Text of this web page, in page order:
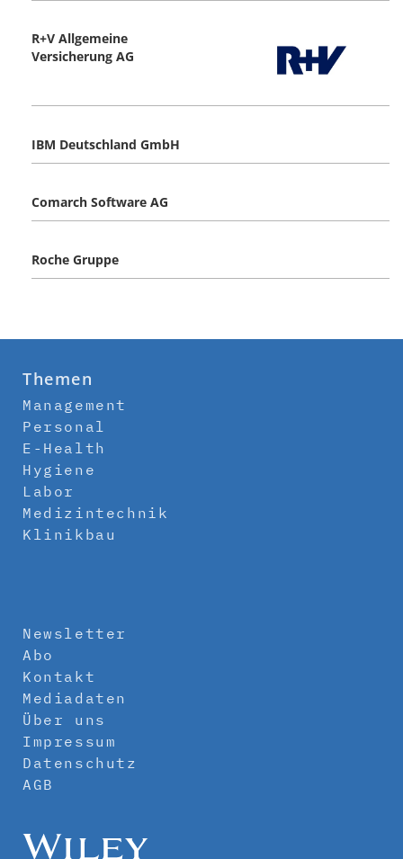
R+V Allgemeine
Versicherung AG
IBM Deutschland GmbH
Comarch Software AG
Roche Gruppe
Themen
Management
Personal
E-Health
Hygiene
Labor
Medizintechnik
Klinikbau
Newsletter
Abo
Kontakt
Mediadaten
Über uns
Impressum
Datenschutz
AGB